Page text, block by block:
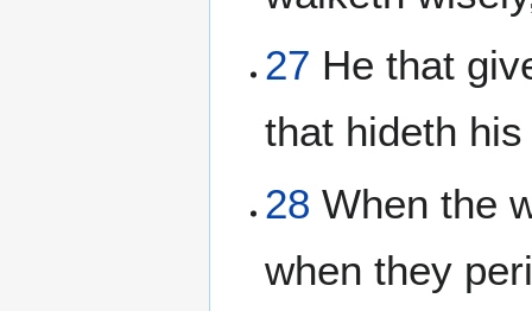
27 He that
that hideth
28 When the
when they